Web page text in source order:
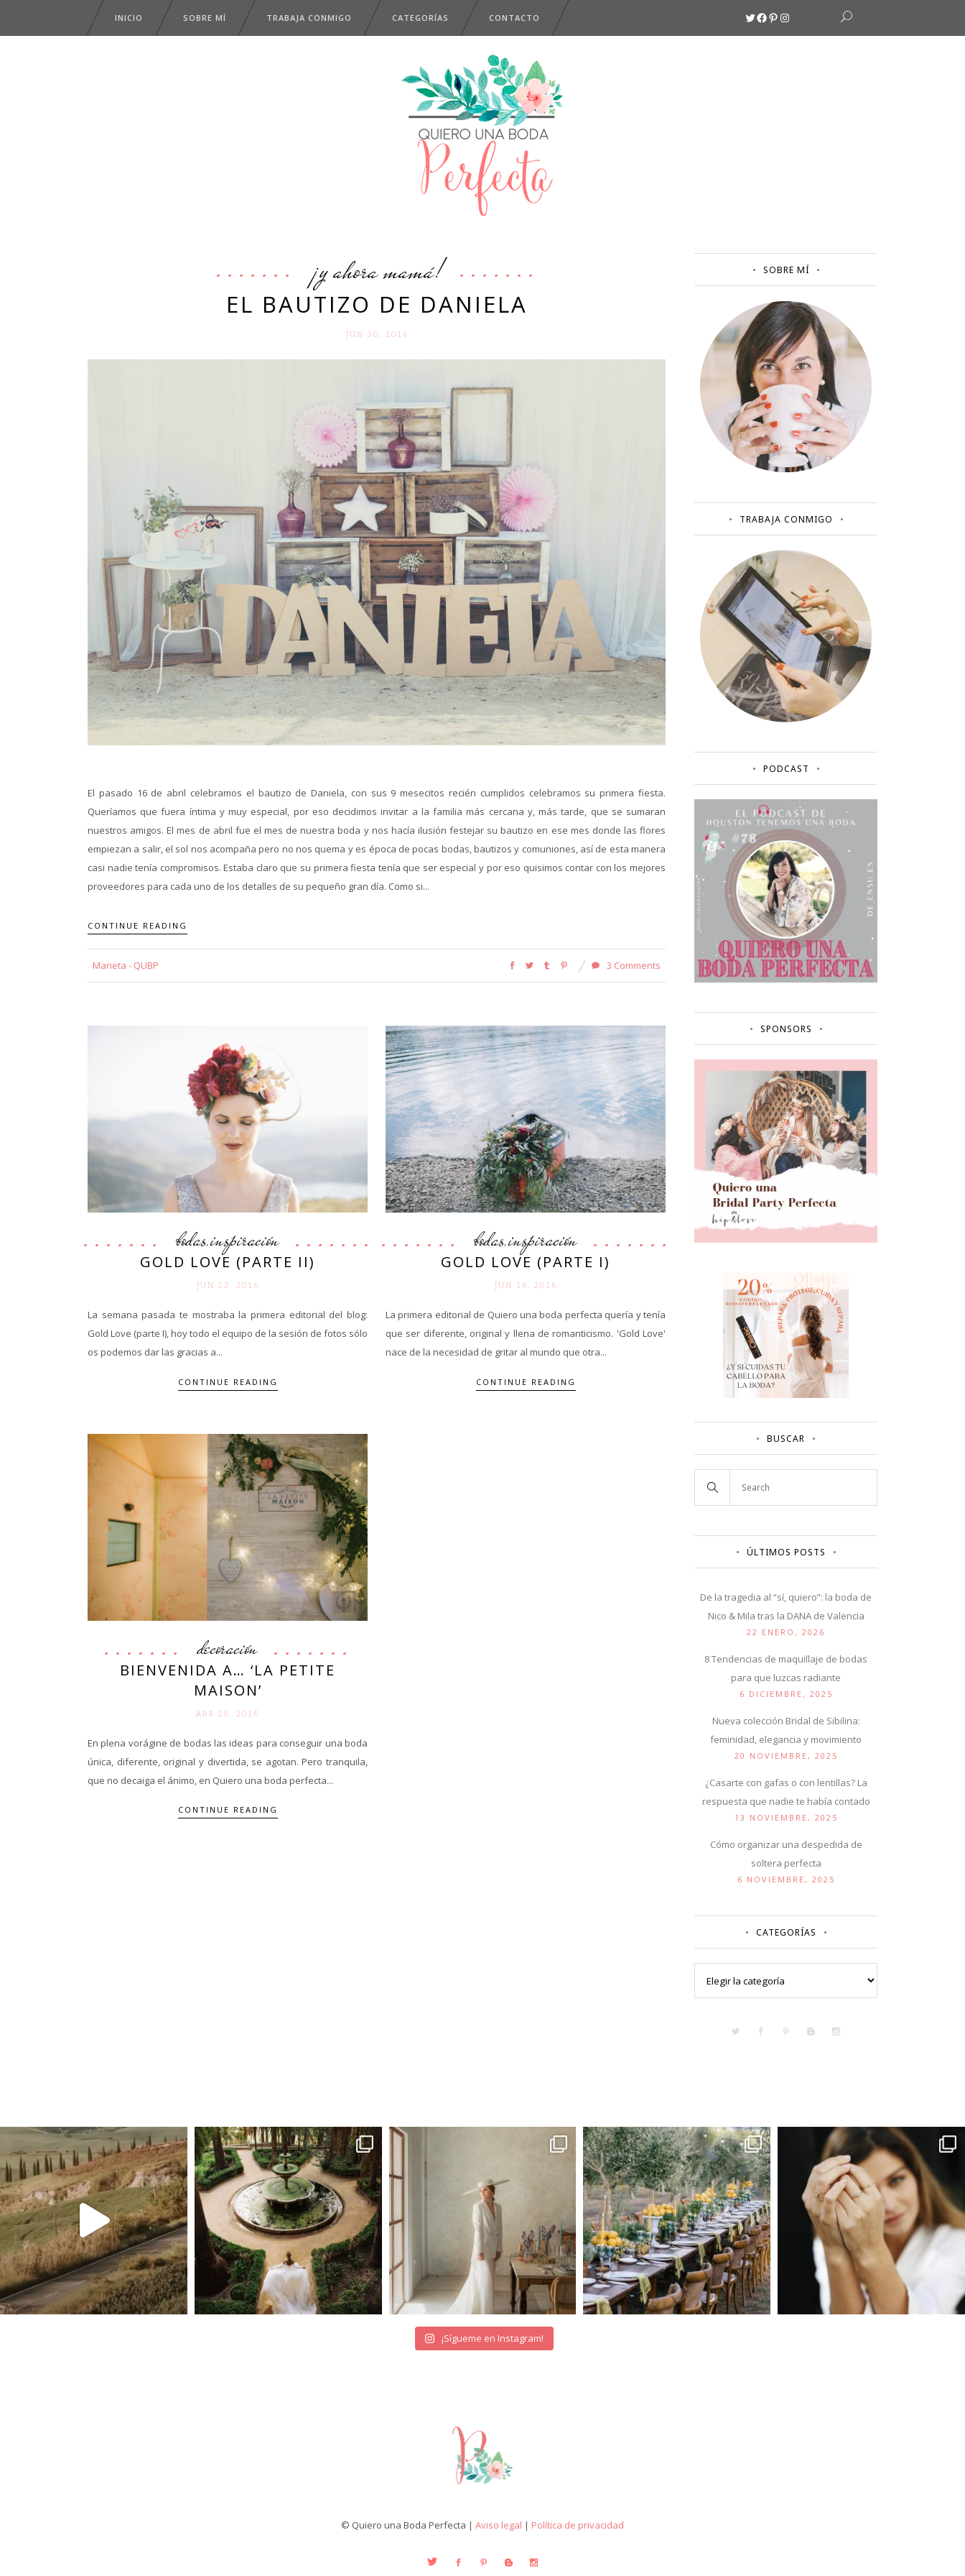
INICIO SOBRE MÍ TRABAJA CONMIGO CATEGORÍAS CONTACTO Twitter
Facebook
Pinterest
Instagram
¡y ahora mamá!
EL BAUTIZO DE DANIELA
JUN 30. 2016
El pasado 16 de abril celebramos el bautizo de Daniela, con sus 9 mesecitos recién cumplidos celebramos su primera fiesta.
Queríamos que fuera íntima y muy especial, por eso decidimos invitar a la familia más cercana y, más tarde, que se sumaran
nuestros amigos. El mes de abril fue el mes de nuestra boda y nos hacía ilusión festejar su bautizo en ese mes donde las flores
empiezan a salir, el sol nos acompaña pero no nos quema y es época de pocas bodas, bautizos y comuniones, así de esta manera
casi nadie tenía compromisos. Estaba claro que su primera fiesta tenía que ser especial y por eso quisimos contar con los mejores
proveedores para cada uno de los detalles de su pequeño gran día. Como si...
CONTINUE READING
Marieta - QUBP 3 Comments
bodas,inspiración
GOLD LOVE (PARTE II)
JUN 23. 2016
La semana pasada te mostraba la primera editorial del blog:
Gold Love (parte I), hoy todo el equipo de la sesión de fotos sólo
os podemos dar las gracias a...
CONTINUE READING
bodas,inspiración
GOLD LOVE (PARTE I)
JUN 16. 2016
La primera editorial de Quiero una boda perfecta quería y tenía
que ser diferente, original y llena de romanticismo. 'Gold Love'
nace de la necesidad de gritar al mundo que otra...
CONTINUE READING
decoración
BIENVENIDA A… ‘LA PETITE
MAISON’
ABR 28. 2016
En plena vorágine de bodas las ideas para conseguir una boda
única, diferente, original y divertida, se agotan. Pero tranquila,
que no decaiga el ánimo, en Quiero una boda perfecta...
CONTINUE READING
SOBRE MÍ
TRABAJA CONMIGO
PODCAST
SPONSORS
BUSCAR
ÚLTIMOS POSTS
De la tragedia al “sí, quiero”: la boda de
Nico & Mila tras la DANA de Valencia
22 ENERO, 2026
8 Tendencias de maquillaje de bodas
para que luzcas radiante
6 DICIEMBRE, 2025
Nueva colección Bridal de Sibilina:
feminidad, elegancia y movimiento
20 NOVIEMBRE, 2025
¿Casarte con gafas o con lentillas? La
respuesta que nadie te había contado
13 NOVIEMBRE, 2025
Cómo organizar una despedida de
soltera perfecta
6 NOVIEMBRE, 2025
CATEGORÍAS
¡Sígueme en Instagram!
© Quiero una Boda Perfecta | Aviso legal | Política de privacidad